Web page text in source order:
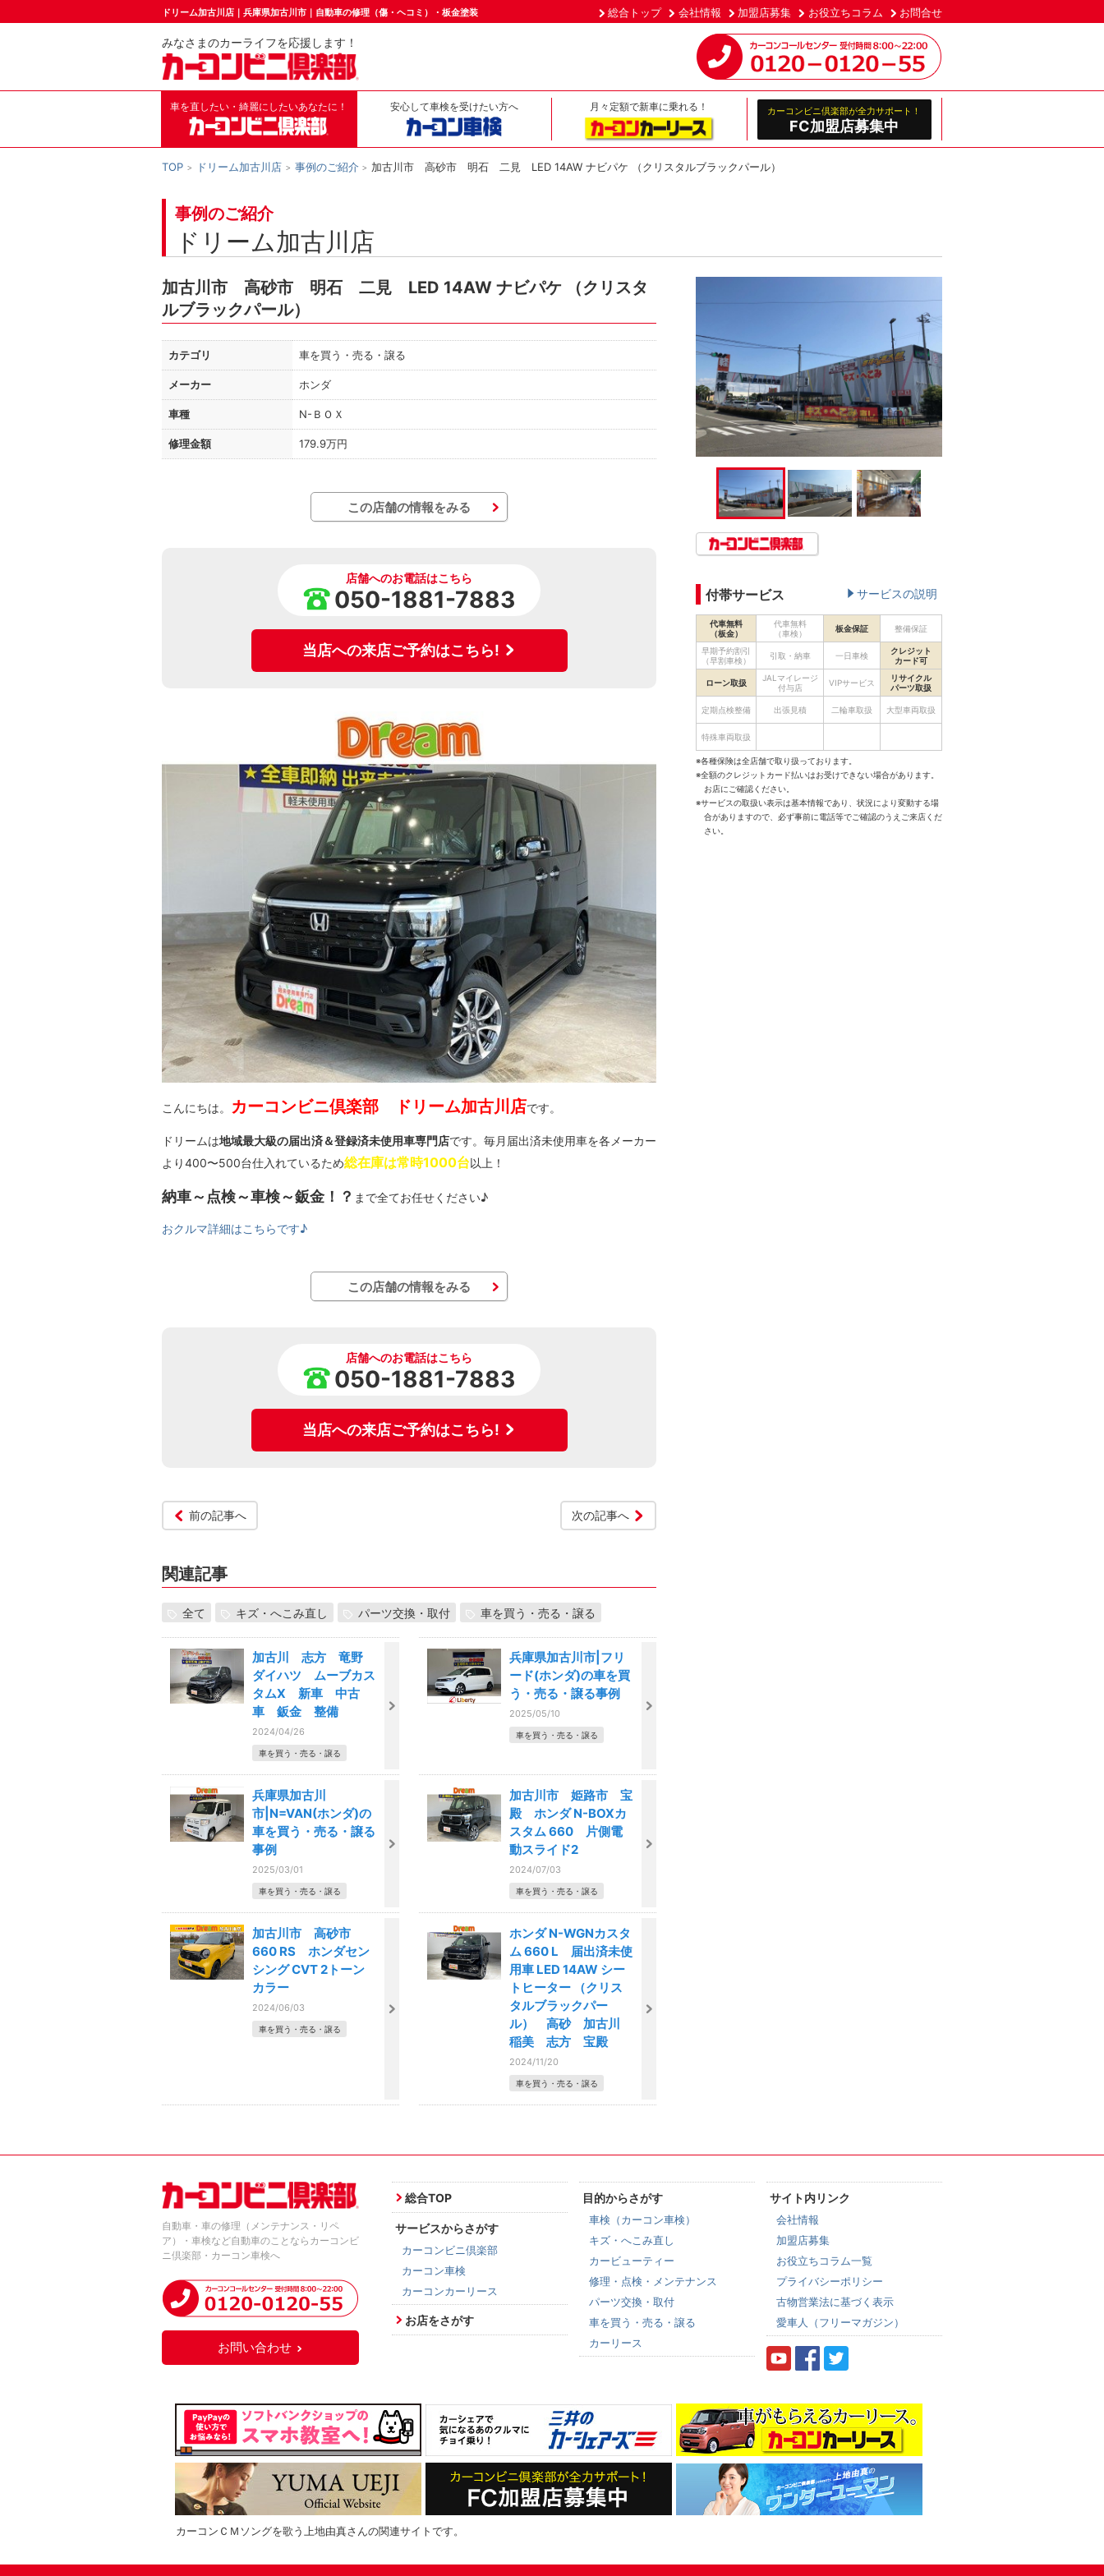
ドリーム加古川店｜兵庫県加古川市｜自動車の修理（傷・ヘコミ）・板金塗装 総合トップ 会社情報 加盟店募集 お役立ちコラム お問合せ
みなさまのカーライフを応援します！
車を直したい・綺麗にしたいあなたに！ 安心して車検を受けたい方へ 月々定額で新車に乗れる！ カーコンビニ倶楽部が全力サポート！
FC加盟店募集中
TOP ドリーム加古川店 事例のご紹介 加古川市 高砂市 明石 二見 LED 14AW ナビパケ （クリスタルブラックパール）
事例のご紹介
ドリーム加古川店
加古川市 高砂市 明石 二見 LED 14AW ナビパケ （クリスタ
ルブラックパール）
カテゴリ 車を買う・売る・譲る
メーカー ホンダ
車種 N-ＢＯＸ
修理金額 179.9万円
この店舗の情報をみる
店舗へのお電話はこちら
050-1881-7883
当店への来店ご予約はこちら!
こんにちは。 カーコンビニ倶楽部 ドリーム加古川店です。
ドリームは地域最大級の届出済＆登録済未使用車専門店です。毎月届出済未使用車を各メーカー
より400〜500台仕入れているため総在庫は常時1000台以上！
納車～点検～車検～鈑金！？ まで全てお任せください♪
おクルマ詳細はこちらです♪
この店舗の情報をみる
店舗へのお電話はこちら
050-1881-7883
当店への来店ご予約はこちら!
前の記事へ 次の記事へ
関連記事
全て キズ・へこみ直し パーツ交換・取付 車を買う・売る・譲る
加古川 志方 竜野
ダイハツ ムーブカス
タムX 新車 中古
車 鈑金 整備
2024/04/26
車を買う・売る・譲る
兵庫県加古川市|フリ
ード(ホンダ)の車を買
う・売る・譲る事例
2025/05/10
車を買う・売る・譲る
兵庫県加古川
市|N=VAN(ホンダ)の
車を買う・売る・譲る
事例
2025/03/01
車を買う・売る・譲る
加古川市 姫路市 宝
殿 ホンダ N-BOXカ
スタム 660 片側電
動スライド2
2024/07/03
車を買う・売る・譲る
加古川市 高砂市
660 RS ホンダセン
シング CVT 2トーン
カラー
2024/06/03
車を買う・売る・譲る
ホンダ N-WGNカスタ
ム 660 L 届出済未使
用車 LED 14AW シー
トヒーター （クリス
タルブラックパー
ル） 高砂 加古川
稲美 志方 宝殿
2024/11/20
車を買う・売る・譲る
付帯サービス サービスの説明
代車無料
（板金）
代車無料
（車検）
板金保証 整備保証
早期予約割引
（早割車検）
引取・納車 一日車検
クレジット
カード可
ローン取扱
JALマイレージ
付与店
VIPサービス
リサイクル
パーツ取扱
定期点検整備 出張見積 二輪車取扱 大型車両取扱
特殊車両取扱
※各種保険は全店舗で取り扱っております。
※全額のクレジットカード払いはお受けできない場合があります。
お店にご確認ください。
※サービスの取扱い表示は基本情報であり、状況により変動する場
合がありますので、必ず事前に電話等でご確認のうえご来店くだ
さい。
自動車・車の修理（メンテナンス・リペ
ア）・車検など自動車のことならカーコンビ
ニ倶楽部・カーコン車検へ
お問い合わせ
総合TOP
サービスからさがす
カーコンビニ倶楽部
カーコン車検
カーコンカーリース
お店をさがす
目的からさがす
車検（カーコン車検）
キズ・へこみ直し
カービューティー
修理・点検・メンテナンス
パーツ交換・取付
車を買う・売る・譲る
カーリース
サイト内リンク
会社情報
加盟店募集
お役立ちコラム一覧
プライバシーポリシー
古物営業法に基づく表示
愛車人（フリーマガジン）
カーコンＣＭソングを歌う上地由真さんの関連サイトです。